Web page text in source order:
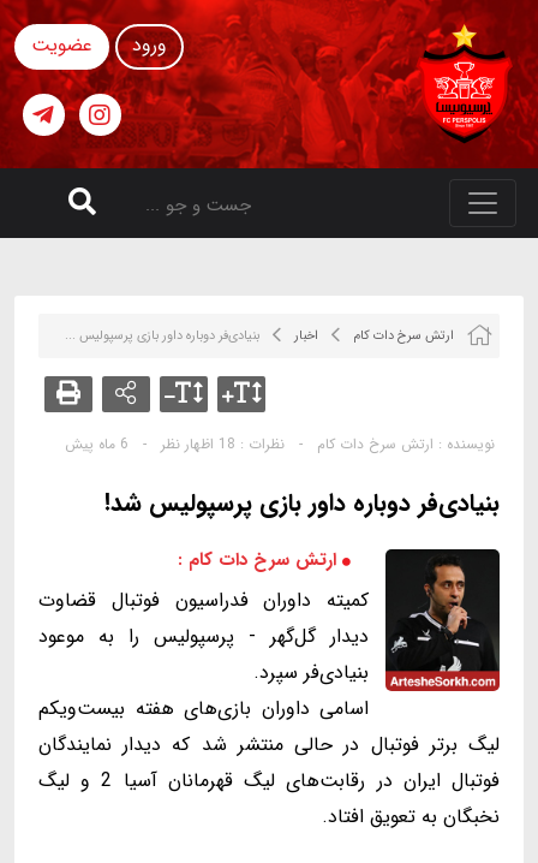
ورود عضویت
ارتش سرخ دات کام اخبار بنیادی‌فر دوباره داور بازی پرسپولیس ...
نویسنده : ارتش سرخ دات کام - نظرات : 18 اظهار نظر - 6 ماه پیش
بنیادی‌فر دوباره داور بازی پرسپولیس شد!
ارتش سرخ دات کام :
کمیته داوران فدراسیون فوتبال قضاوت
دیدار گل‌گهر - پرسپولیس را به موعود
بنیادی‌فر سپرد.
اسامی داوران بازی‌های هفته بیست‌ویکم
لیگ برتر فوتبال در حالی منتشر شد که دیدار نمایندگان
فوتبال ایران در رقابت‌های لیگ قهرمانان آسیا 2 و لیگ
نخبگان به تعویق افتاد.